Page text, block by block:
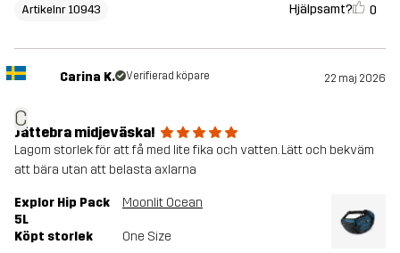
Artikelnr 10943 Hjälpsamt? 0
C
Carina K. Verifierad köpare 22 maj 2026
Jättebra midjeväska!
Lagom storlek för att få med lite fika och vatten. Lätt och bekväm
att bära utan att belasta axlarna
Explor Hip Pack
5L
Moonlit Ocean
Köpt storlek One Size